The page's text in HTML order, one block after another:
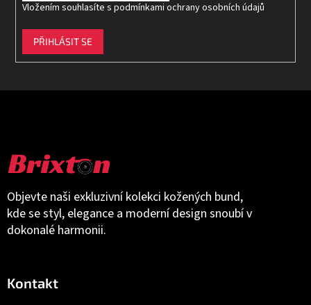
Objevte naši exkluzivní kolekci kožených bund,
kde se styl, elegance a moderní design snoubí v
dokonalé harmonii.
Kontakt
Vložením souhlasíte s podmínkami ochrany osobních údajů
PŘIHLÁSIT SE